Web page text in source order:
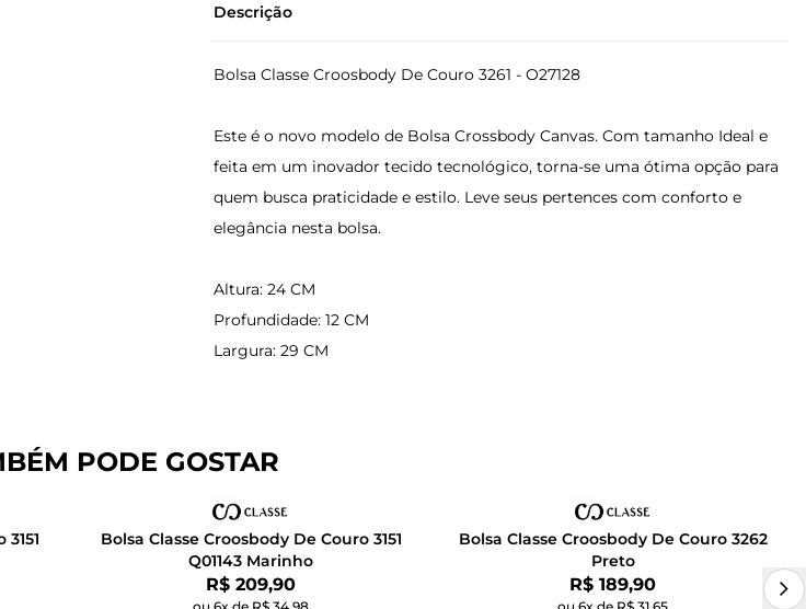
Descrição
Bolsa Classe Croosbody De Couro 3261 - O27128
Este é o novo modelo de Bolsa Crossbody Canvas. Com tamanho Ideal e
feita em um inovador tecido tecnológico, torna-se uma ótima opção para
quem busca praticidade e estilo. Leve seus pertences com conforto e
elegância nesta bolsa.
Altura: 24 CM
Profundidade: 12 CM
Largura: 29 CM
PODE GOSTAR
Bolsa Classe Croosbody De Couro 3151
Q01143 Marinho
Por:
R$ 209,90
Bolsa Classe Croosbody De Couro 3262
Preto
Por:
R$ 189,90